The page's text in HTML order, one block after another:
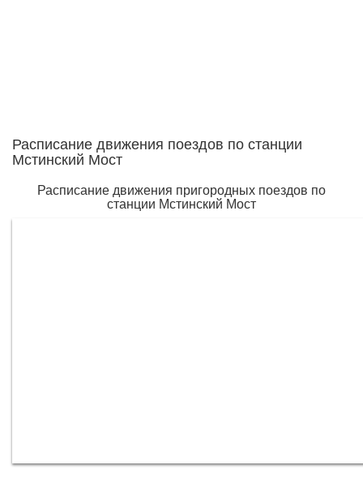
Расписание движения поездов по станции
Мстинский Мост
Расписание движения пригородных поездов по
станции Мстинский Мост